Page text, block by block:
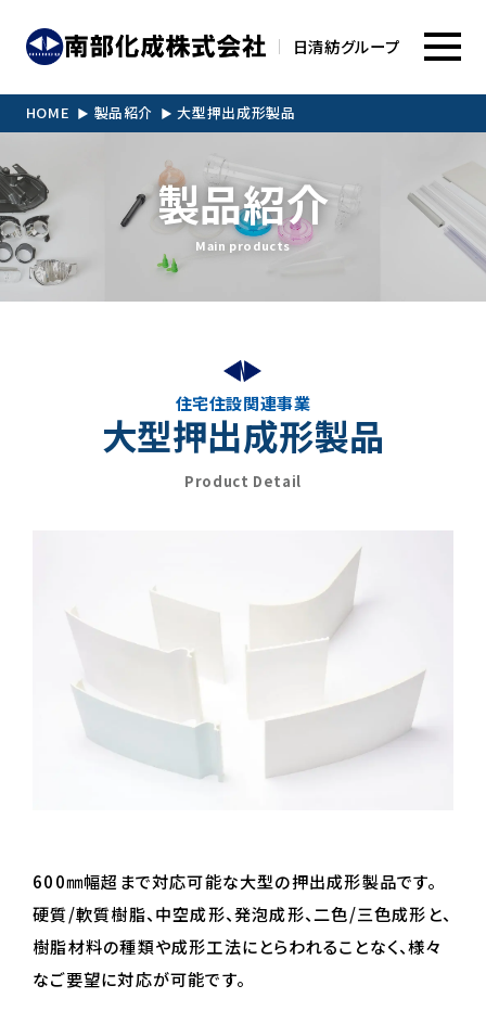
日清紡グループ
HOME 製品紹介 大型押出成形製品
製品紹介
Main products
住宅住設関連事業
大型押出成形製品
Product Detail
600㎜幅超まで対応可能な大型の押出成形製品です。
硬質/軟質樹脂、中空成形、発泡成形、二色/三色成形と、
樹脂材料の種類や成形工法にとらわれることなく、様々
なご要望に対応が可能です。